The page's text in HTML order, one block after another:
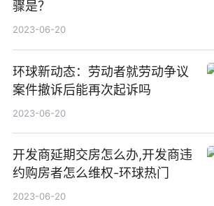
骤是？
2023-06-20
环球新动态：劳动者就劳动争议
案件撤诉后能再次起诉吗
2023-06-20
开发商延期交房怎么办,开发商违
约购房者怎么维权-环球热门
2023-06-20